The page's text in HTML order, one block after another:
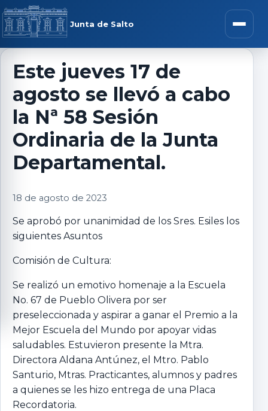
Saltar al contenido
Junta de Salto Abrir
menú
Este jueves 17 de
agosto se llevó a cabo
la Nª 58 Sesión
Ordinaria de la Junta
Departamental.
18 de agosto de 2023
Se aprobó por unanimidad de los Sres. Esiles los
siguientes Asuntos
Comisión de Cultura:
Se realizó un emotivo homenaje a la Escuela
No. 67 de Pueblo Olivera por ser
preseleccionada y aspirar a ganar el Premio a la
Mejor Escuela del Mundo por apoyar vidas
saludables. Estuvieron presente la Mtra.
Directora Aldana Antúnez, el Mtro. Pablo
Santurio, Mtras. Practicantes, alumnos y padres
a quienes se les hizo entrega de una Placa
Recordatoria.